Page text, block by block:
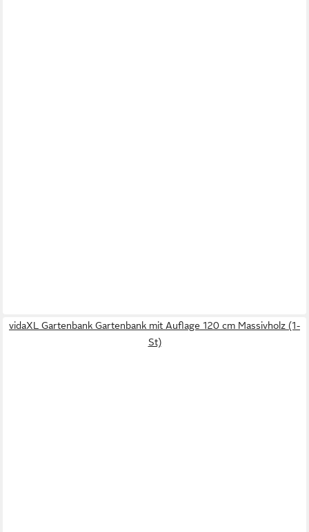
vidaXL Gartenbank Gartenbank mit Auflage 120 cm Massivholz (1-
St)